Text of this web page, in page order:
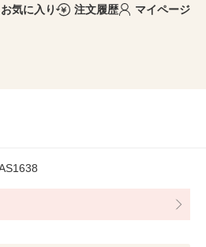
お気に入り 注文履歴 マイページ